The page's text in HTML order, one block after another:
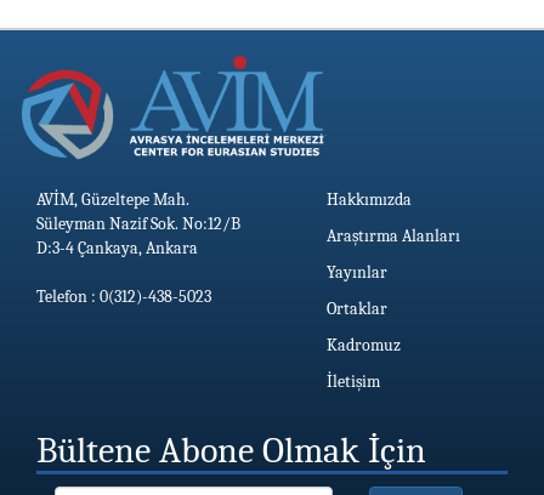
AVİM, Güzeltepe Mah.
Süleyman Nazif Sok. No:12/B
D:3-4 Çankaya, Ankara
Telefon : 0(312)-438-5023
Hakkımızda
Araştırma Alanları
Yayınlar
Ortaklar
Kadromuz
İletişim
Bültene Abone Olmak İçin